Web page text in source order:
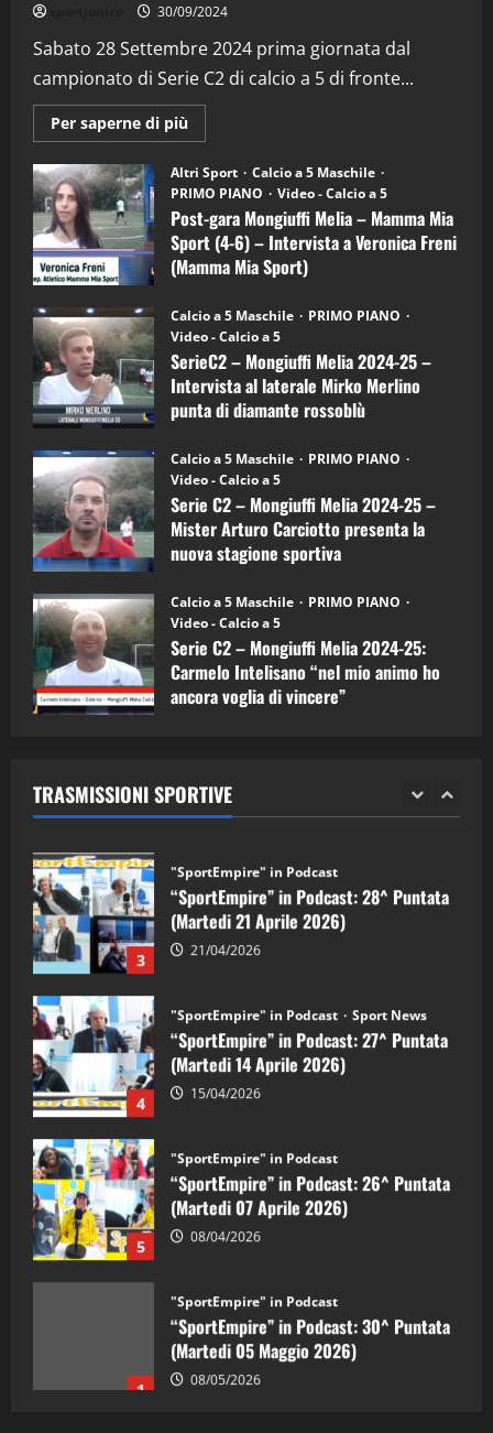
30/09/2024
Sabato 28 Settembre 2024 prima giornata dal
campionato di Serie C2 di calcio a 5 di fronte...
Per saperne di più
informazioni
Post-
gara
Mongiuffi
Melia
–
Mamma
Mia
Sport
6)
–
Intervista
a
mister
Arturo
Carciotto
(Mongiuffi
Altri Sport
Calcio a 5 Maschile
PRIMO PIANO
Video - Calcio a 5
Post-gara Mongiuffi Melia – Mamma Mia
Sport (4-6) – Intervista a Veronica Freni
(Mamma Mia Sport)
Calcio a 5 Maschile
PRIMO PIANO
Video - Calcio a 5
SerieC2 – Mongiuffi Melia 2024-25 –
Intervista al laterale Mirko Merlino
punta di diamante rossoblù
Calcio a 5 Maschile
PRIMO PIANO
Video - Calcio a 5
Serie C2 – Mongiuffi Melia 2024-25 –
Mister Arturo Carciotto presenta la
nuova stagione sportiva
Calcio a 5 Maschile
PRIMO PIANO
Video - Calcio a 5
Serie C2 – Mongiuffi Melia 2024-25:
Carmelo Intelisano “nel mio animo ho
ancora voglia di vincere”
TRASMISSIONI SPORTIVE
2
“SportEmpire” in Podcast: 29^ Puntata
(Martedi 28 Aprile 2026)
28/04/2026
3
"SportEmpire" in Podcast
“SportEmpire” in Podcast: 28^ Puntata
(Martedi 21 Aprile 2026)
21/04/2026
4
“SportEmpire” in Podcast: 27^ Puntata
(Martedi 14 Aprile 2026)
15/04/2026
5
“SportEmpire” in Podcast: 26^ Puntata
(Martedi 07 Aprile 2026)
08/04/2026
1
“SportEmpire” in Podcast: 30^ Puntata
(Martedi 05 Maggio 2026)
08/05/2026
2 28/04/2026
3
“SportEmpire” in Podcast: 28^ Puntata
(Martedi 21 Aprile 2026)
4
“SportEmpire” in Podcast: 27^ Puntata
(Martedi 14 Aprile 2026)
5
“SportEmpire” in Podcast: 26^ Puntata
(Martedi 07 Aprile 2026)
1
“SportEmpire” in Podcast: 30^ Puntata
(Martedi 05 Maggio 2026)